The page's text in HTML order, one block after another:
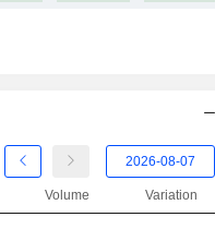
Volume Variation